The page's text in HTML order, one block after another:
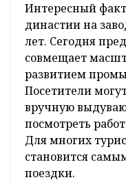
Интересный
династии на
лет. Сегодня
совмещает
развитием
Посетители
вручную
посмотреть
Для многих
становится
поездки.